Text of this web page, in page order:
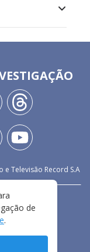
e Televisão Record S.A
de
.